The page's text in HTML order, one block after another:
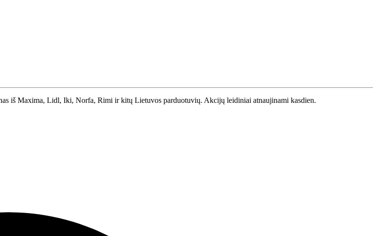
iš Maxima, Lidl, Iki, Norfa, Rimi ir kitų Lietuvos parduotuvių. Akcijų leidiniai atnaujinami kasdien.